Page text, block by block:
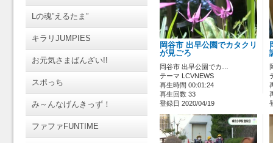
Lの魂”えるたま”
キラリJUMPIES
お元気さまばんざい!!
スポっち
み～んなげんきっず！
ファファFUNTIME
岡谷市 出早公園でカタクリ
が見ごろ
岡谷市 出早公園でカ…
テーマ LCVNEWS
再生時間 00:01:24
再生回数 33
登録日 2020/04/19